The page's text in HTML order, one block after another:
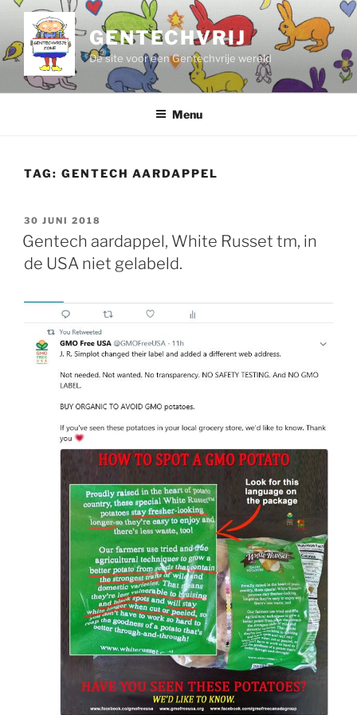
de
inhoud
GENTECHVRIJ
De site voor een Gentechvrije wereld
Menu
TAG: GENTECH AARDAPPEL
GEPLAATST
OP
30 JUNI 2018
Gentech aardappel, White Russet tm, in
de USA niet gelabeld.